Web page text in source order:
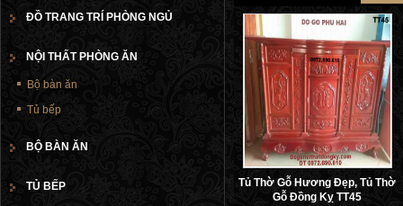
Tủ Thờ Gỗ Hương Đẹp, Tủ Thờ
Gỗ Đồng Kỵ TT45
ĐỒ TRANG TRÍ PHÒNG NGỦ
NỘI THẤT PHÒNG ĂN
Bộ bàn ăn
Tủ bếp
BỘ BÀN ĂN
TỦ BẾP